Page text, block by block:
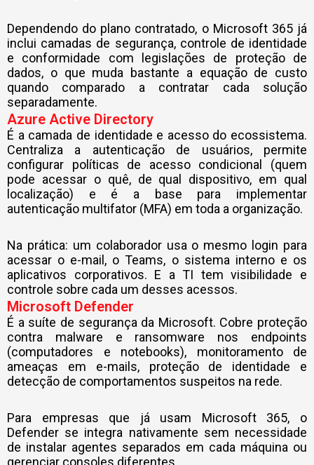
Dependendo do plano contratado, o Microsoft 365 já
inclui camadas de segurança, controle de identidade
e conformidade com legislações de proteção de
dados, o que muda bastante a equação de custo
quando comparado a contratar cada solução
separadamente.
Azure Active Directory
É a camada de identidade e acesso do ecossistema.
Centraliza a autenticação de usuários, permite
configurar políticas de acesso condicional (quem
pode acessar o quê, de qual dispositivo, em qual
localização) e é a base para implementar
autenticação multifator (MFA) em toda a organização.
Na prática: um colaborador usa o mesmo login para
acessar o e-mail, o Teams, o sistema interno e os
aplicativos corporativos. E a TI tem visibilidade e
controle sobre cada um desses acessos.
Microsoft Defender
É a suíte de segurança da Microsoft. Cobre proteção
contra malware e ransomware nos endpoints
(computadores e notebooks), monitoramento de
ameaças em e-mails, proteção de identidade e
detecção de comportamentos suspeitos na rede.
Para empresas que já usam Microsoft 365, o
Defender se integra nativamente sem necessidade
de instalar agentes separados em cada máquina ou
gerenciar consoles diferentes.